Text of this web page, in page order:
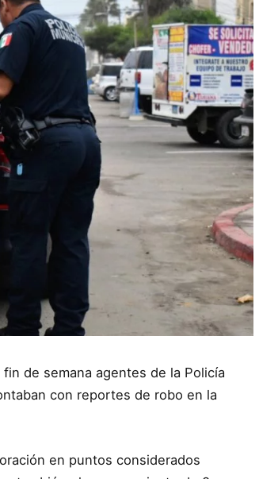
de semana agentes de la Policía
con reportes de robo en la
en puntos considerados